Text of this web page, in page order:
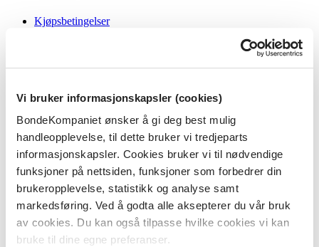
Vi bruker informasjonskapsler (cookies)
BondeKompaniet ønsker å gi deg best mulig
handleopplevelse, til dette bruker vi tredjeparts
informasjonskapsler. Cookies bruker vi til nødvendige
funksjoner på nettsiden, funksjoner som forbedrer din
brukeropplevelse, statistikk og analyse samt
markedsføring. Ved å godta alle aksepterer du vår bruk
av cookies. Du kan også tilpasse hvilke cookies vi kan
bruke til dine egne preferanser.
Kjøpsbetingelser
Informasjonskapsler
BondeKompaniet
Våre butikker
Presse
Ledige stillinger
Bonde og bedriftskunde